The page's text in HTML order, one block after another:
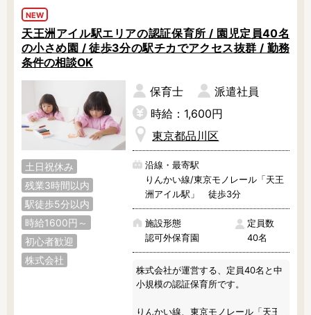
食育活動にも力を入れていて、調理
室の前は園児たちのお気に入りスポ
り上がれていますよ。
まずは見学からでも大歓迎！ぜひ、
お気軽にご相談くださいね。
NEW
天王洲アイル駅エリアの認証保育所 / 園児定員40名
の小さめ園 / 徒歩3分の駅チカでアクセス抜群 / 勤務
条件の相談OK
土日祝休み
残業3時間以内
駅徒歩5分以内
時給1600円～
初心者歓迎
株式会社
保育士
派遣社員
時給：1,600円
東京都品川区
沿線・最寄駅
りんかい線/東京モノレール「天王
洲アイル駅」 徒歩3分
施設形態
認可外保育園
定員数
40名
株式会社が運営する、定員40名と中
小規模の認証保育所です。
りんかい線、東京モノレール「天王